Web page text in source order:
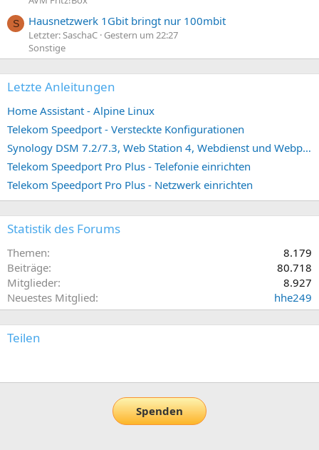
S Hausnetzwerk 1Gbit bringt nur 100mbit
Letzter: SaschaC Gestern um 22:27
Sonstige
Letzte Anleitungen
Home Assistant - Alpine Linux
Telekom Speedport - Versteckte Konfigurationen
Synology DSM 7.2/7.3, Web Station 4, Webdienst und Webportal erstellen (ehemals vHost)
Telekom Speedport Pro Plus - Telefonie einrichten
Telekom Speedport Pro Plus - Netzwerk einrichten
Statistik des Forums
Themen
8.179
Beiträge
80.718
Mitglieder
8.927
Neuestes Mitglied
hhe249
Teilen
Spenden